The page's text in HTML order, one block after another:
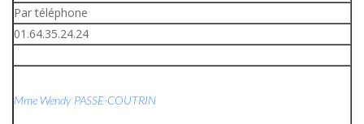
Par téléphone
01.64.35.24.24
Mme Wendy PASSE-COUTRIN